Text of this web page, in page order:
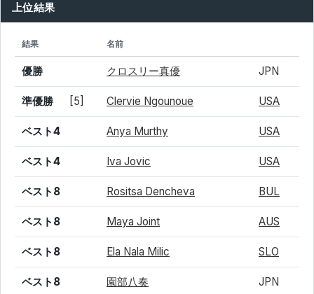
上位結果
結果 名前
優勝 クロスリー真優 JPN
準優勝 [5] Clervie Ngounoue USA
ベスト4 Anya Murthy USA
ベスト4 Iva Jovic USA
ベスト8 Rositsa Dencheva BUL
ベスト8 Maya Joint AUS
ベスト8 Ela Nala Milic SLO
ベスト8 園部八奏 JPN